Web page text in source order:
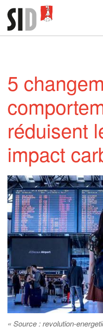
5
réduisent
impact
« Source : revolution-